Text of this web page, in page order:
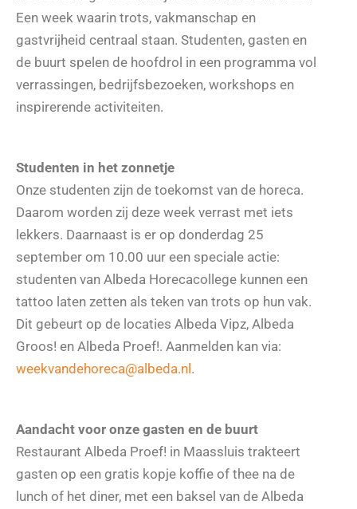
Een week waarin trots, vakmanschap en
gastvrijheid centraal staan. Studenten, gasten en
de buurt spelen de hoofdrol in een programma vol
verrassingen, bedrijfsbezoeken, workshops en
inspirerende activiteiten.
Studenten in het zonnetje
Onze studenten zijn de toekomst van de horeca.
Daarom worden zij deze week verrast met iets
lekkers. Daarnaast is er op donderdag 25
september om 10.00 uur een speciale actie:
studenten van Albeda Horecacollege kunnen een
tattoo laten zetten als teken van trots op hun vak.
Dit gebeurt op de locaties Albeda Vipz, Albeda
Groos! en Albeda Proef!. Aanmelden kan via:
weekvandehoreca@albeda.nl.
Aandacht voor onze gasten en de buurt
Restaurant Albeda Proef! in Maassluis trakteert
gasten op een gratis kopje koffie of thee na de
lunch of het diner, met een baksel van de Albeda